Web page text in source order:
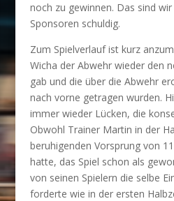
noch zu gewinnen. Das sind
Sponsoren schuldig.
Zum Spielverlauf ist kurz
Wicha der Abwehr wieder den
gab und die über die Abwehr
nach vorne getragen wurden.
immer wieder Lücken, die
Obwohl Trainer Martin in der
beruhigenden Vorsprung von
hatte, das Spiel schon als
von seinen Spielern die selbe
forderte wie in der ersten